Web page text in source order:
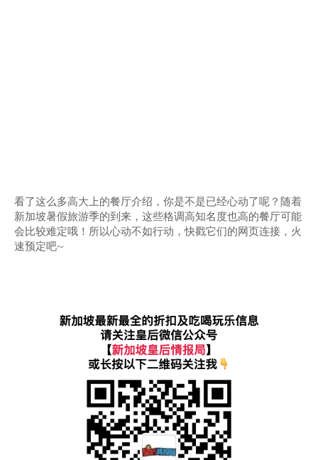
看了这么多高大上的餐厅介绍，你是不是已经心动了呢？随着
新加坡暑假旅游季的到来，这些格调高知名度也高的餐厅可能
会比较难定哦！所以心动不如行动，快戳它们的网页连接，火
速预定吧~